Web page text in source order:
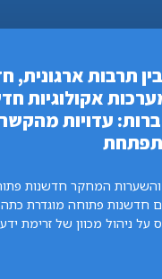
תרבות ארגונית,
אקולוגיות
עדויות
והשערות המחקר חדשנות
חדשנות פתוחה מוגדרת
על ניהול מכוון של זרימת